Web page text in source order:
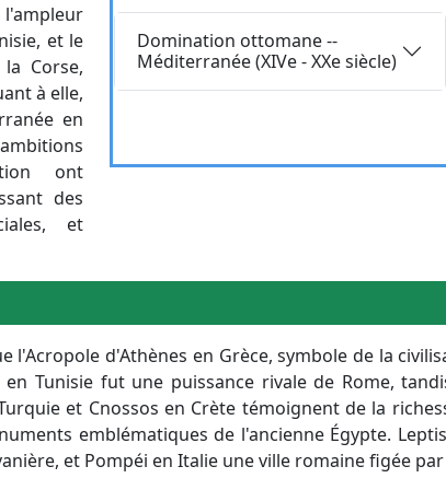
l'ampleur
et le
Corse,
à elle,
en
ont
des
et
Domination ottomane --
Méditerranée (XIVe - XXe siècle)
d'Athènes en Grèce, symbole de la
Tunisie fut une puissance rivale de Rome,
et Cnossos en Crète témoignent de la
emblématiques de l'ancienne Égypte.
et Pompéi en Italie une ville romaine figée